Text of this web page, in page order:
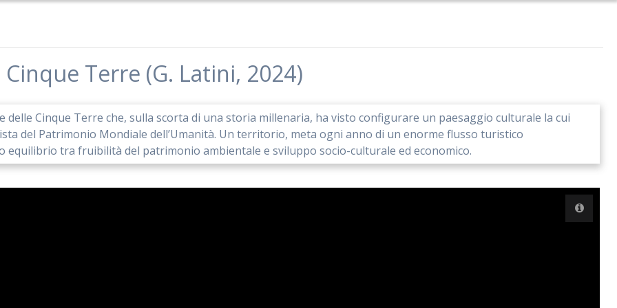
Cinque Terre (G. Latini, 2024)
Cinque Terre che, sulla scorta di una storia millenaria, ha visto configurare un paesaggio culturale la cui
del Patrimonio Mondiale dell’Umanità. Un territorio, meta ogni anno di un enorme flusso turistico
equilibrio tra fruibilità del patrimonio ambientale e sviluppo socio-culturale ed economico.